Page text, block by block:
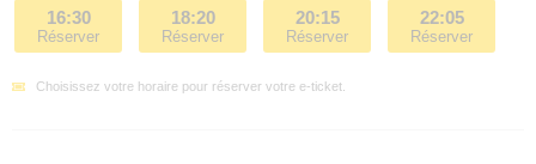
16:30
Réserver
18:20
Réserver
20:15
Réserver
22:05
Réserver
Choisissez votre horaire pour réserver votre e-ticket.